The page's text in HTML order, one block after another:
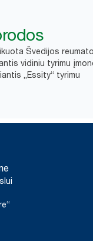
Švedijos
vidiniu tyrimu
„Essity“ tyrimu